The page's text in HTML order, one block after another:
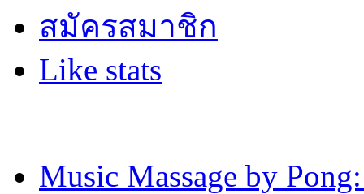
สมัครสมาชิก
Like stats
Music Massage by